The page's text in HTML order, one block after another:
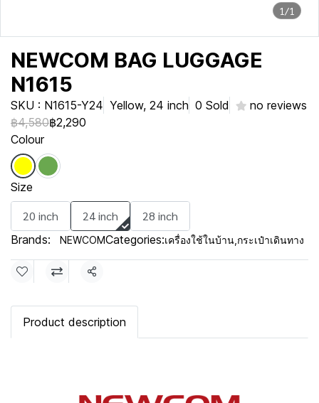
1/1
NEWCOM BAG LUGGAGE
N1615
SKU : N1615-Y24 Yellow, 24 inch 0 Sold
no reviews
฿4,580฿2,290
Colour
Size
20 inch 24 inch 28 inch
Brands: NEWCOMCategories:เครื่องใช้ในบ้าน กระเป๋าเดินทาง
Share
Product description